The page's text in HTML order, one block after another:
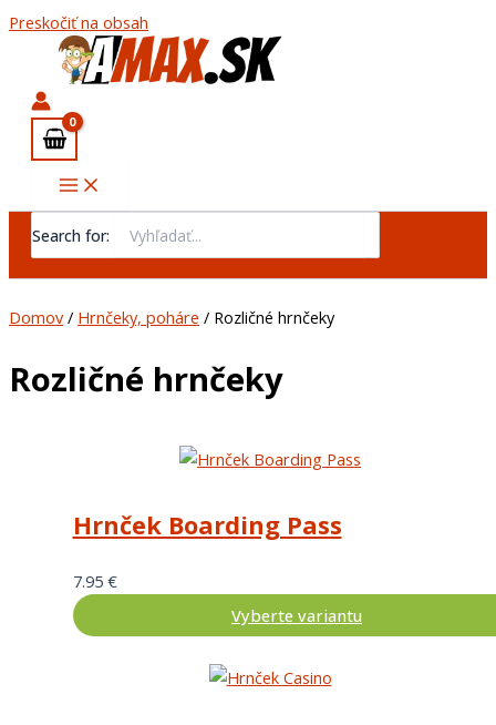
Preskočiť na obsah
Search for:
Domov/ Hrnčeky, poháre / Rozličné hrnčeky
Rozličné hrnčeky
Hrnček Boarding Pass
7.95 €
Vyberte variantu